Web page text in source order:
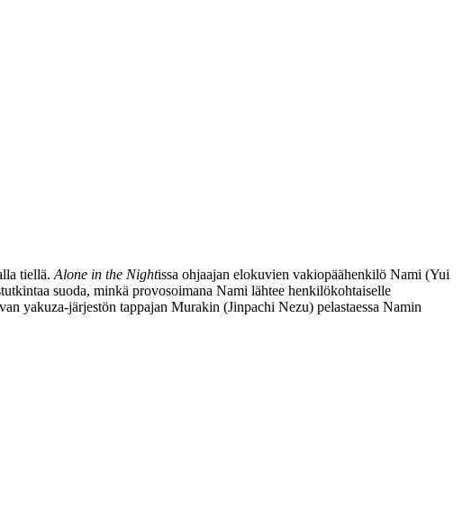
tiellä. Alone in the Nightissa ohjaajan elokuvien vakiopäähenkilö Nami (Yui
suoda, minkä provosoimana Nami lähtee henkilökohtaiselle
yakuza-järjestön tappajan Murakin (Jinpachi Nezu) pelastaessa Namin